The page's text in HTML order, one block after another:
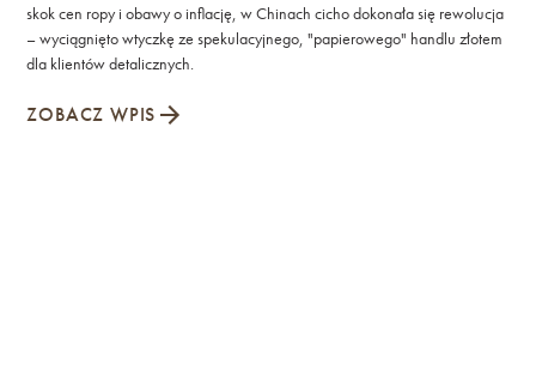
skok cen ropy i obawy o inflację, w Chinach cicho dokonała się rewolucja
– wyciągnięto wtyczkę ze spekulacyjnego, "papierowego" handlu złotem
dla klientów detalicznych.
ZOBACZ WPIS